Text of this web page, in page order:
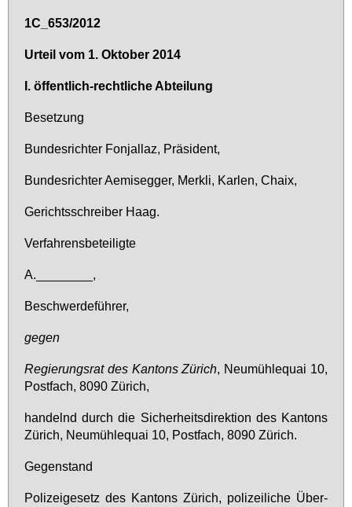
1C_653/2012
Ur­teil vom 1. Ok­to­ber 2014
I. öf­fent­lich-recht­li­che Ab­tei­lung
Be­set­zung
Bun­des­rich­ter Fon­jal­laz, Prä­si­dent,
Bun­des­rich­ter Ae­mi­seg­ger, Mer­k­li, Kar­len, Chaix,
Ge­richts­schrei­ber Haag.
Ver­fah­rens­be­tei­lig­te
A.________,
Be­schwer­de­füh­rer,
ge­gen
Re­gie­rungs­rat des Kan­tons Zü­rich, Neu­müh­le­quai 10,
Post­fach, 8090 Zü­rich,
han­delnd durch die Si­cher­heits­di­rek­ti­on des Kan­tons
Zü­rich, Neu­müh­le­quai 10, Post­fach, 8090 Zü­rich.
Ge­gen­stand
Po­li­zei­ge­setz des Kan­tons Zü­rich, po­li­zei­li­che Über­